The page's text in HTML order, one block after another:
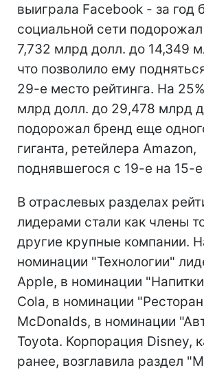
выиграла Facebook - за год
социальной сети
7,732 млрд долл. до 14,349
что позволило ему
29-е место рейтинга. На
млрд долл. до 29,478 млрд
подорожал бренд еще
гиганта, ретейлера Amazon,
поднявшегося с 19-е на 15-
В отраслевых разделах
лидерами стали как члены
другие крупные компании.
номинации "Технологии"
Apple, в номинации
Cola, в номинации
McDonalds, в номинации
Toyota. Корпорация Disney,
ранее, возглавила раздел